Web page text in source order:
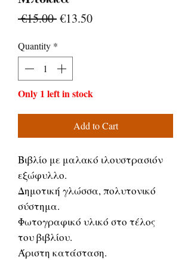
€15.00 Regular
€13.50Sale
Quantity *
Only 1 left in stock
Add to Cart
Βιβλίο με μαλακό ιλουστρασιόν
εξώφυλλο.
Δημοτική γλώσσα, πολυτονικό
σύστημα.
Φωτογραφικό υλικό στο τέλος
του βιβλίου.
Άριστη κατάσταση.